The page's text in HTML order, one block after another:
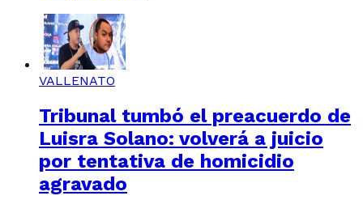
VALLENATO
Tribunal tumbó el preacuerdo de
Luisra Solano: volverá a juicio
por tentativa de homicidio
agravado